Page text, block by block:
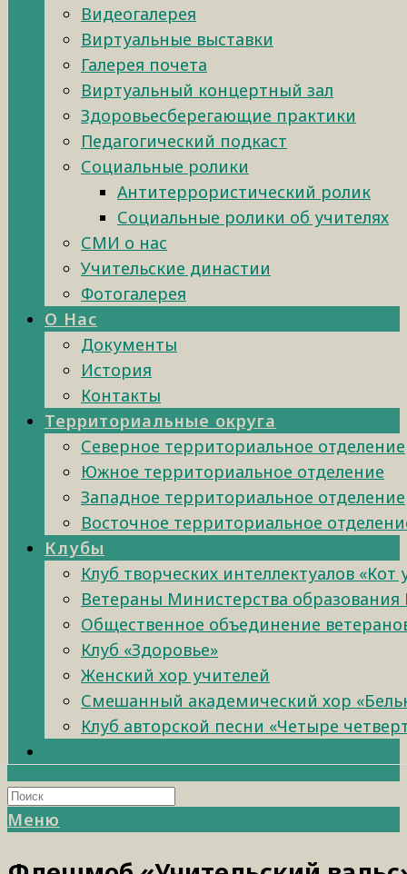
Видеогалерея
Виртуальные выставки
Галерея почета
Виртуальный концертный зал
Здоровьесберегающие практики
Педагогический подкаст
Социальные ролики
Антитеррористический ролик
Социальные ролики об учителях
СМИ о нас
Учительские династии
Фотогалерея
О Нас
Документы
История
Контакты
Территориальные округа
Северное территориальное отделение
Южное территориальное отделение
Западное территориальное отделение
Восточное территориальное
Клубы
Клуб творческих интеллектуалов «Кот
Ветераны Министерства образования
Общественное объединение
Клуб «Здоровье»
Женский хор учителей
Смешанный академический хор
Клуб авторской песни «Четыре
Меню